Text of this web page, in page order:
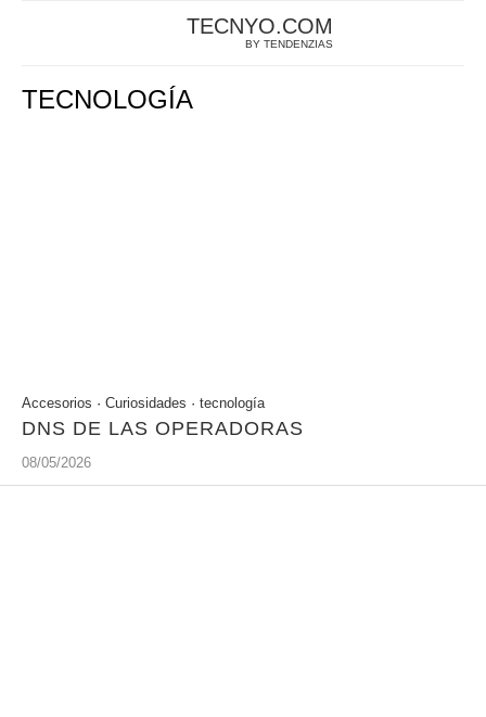
TECNYO.COM
BY TENDENZIAS
TECNOLOGÍA
Accesorios · Curiosidades · tecnología
DNS DE LAS OPERADORAS
08/05/2026